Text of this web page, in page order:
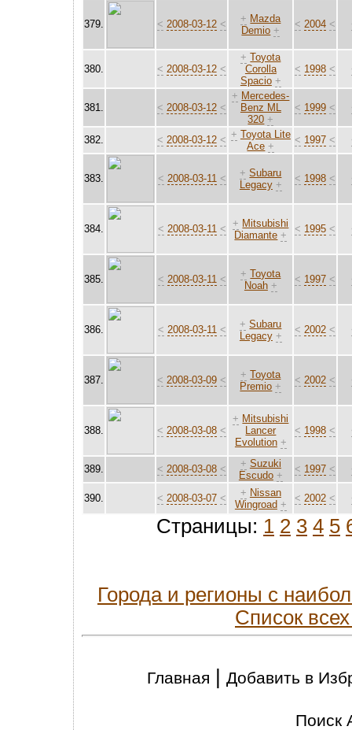
379. < 2008-03-12 < + Mazda
Demio +
< 2004 <
380. < 2008-03-12 <
+ Toyota
Corolla
Spacio +
< 1998 <
381. < 2008-03-12 <
+ Mercedes-
Benz ML
320 +
< 1999 <
382. < 2008-03-12 < + Toyota Lite
Ace +
< 1997 <
383. < 2008-03-11 < + Subaru
Legacy +
< 1998 <
384. < 2008-03-11 < + Mitsubishi
Diamante +
< 1995 <
385. < 2008-03-11 < + Toyota
Noah +
< 1997 <
386. < 2008-03-11 < + Subaru
Legacy +
< 2002 <
387. < 2008-03-09 < + Toyota
Premio +
< 2002 <
388. < 2008-03-08 <
+ Mitsubishi
Lancer
Evolution +
< 1998 <
389. < 2008-03-08 < + Suzuki
Escudo +
< 1997 <
390. < 2008-03-07 < + Nissan
Wingroad +
< 2002 <
Страницы: 1 2 3 4 5
Города и регионы с
Список
Главная | Добавить в
Поиск